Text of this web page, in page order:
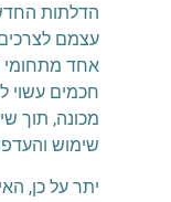
הדלתות
עצמם
אחד מתחומי
חכמים עשוי
מכונה, תוך
שימוש
יתר על כן,